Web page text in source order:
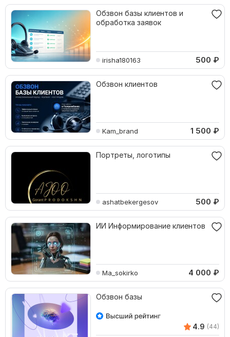
Обзвон базы клиентов и
обработка заявок
irisha180163 500 ₽
Обзвон клиентов
Kam_brand 1 500 ₽
Портреты, логотипы
ashatbekergesov 500 ₽
ИИ Информирование клиентов
Ma_sokirko 4 000 ₽
Обзвон базы
4.9 (44)